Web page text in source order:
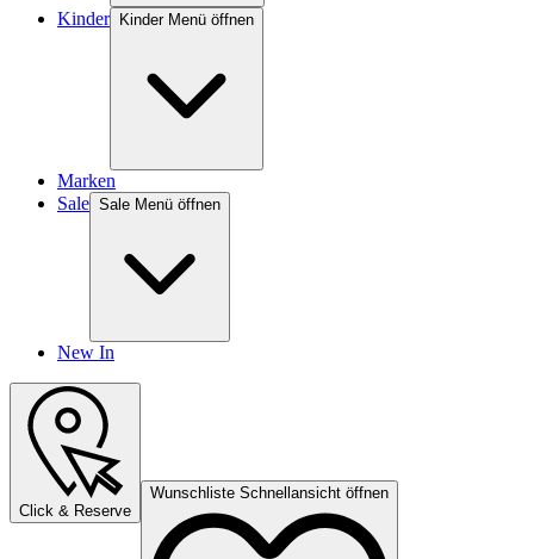
Kinder Kinder Menü öffnen
Marken
Sale Sale Menü öffnen
New In
Click & Reserve
Wunschliste Schnellansicht öffnen